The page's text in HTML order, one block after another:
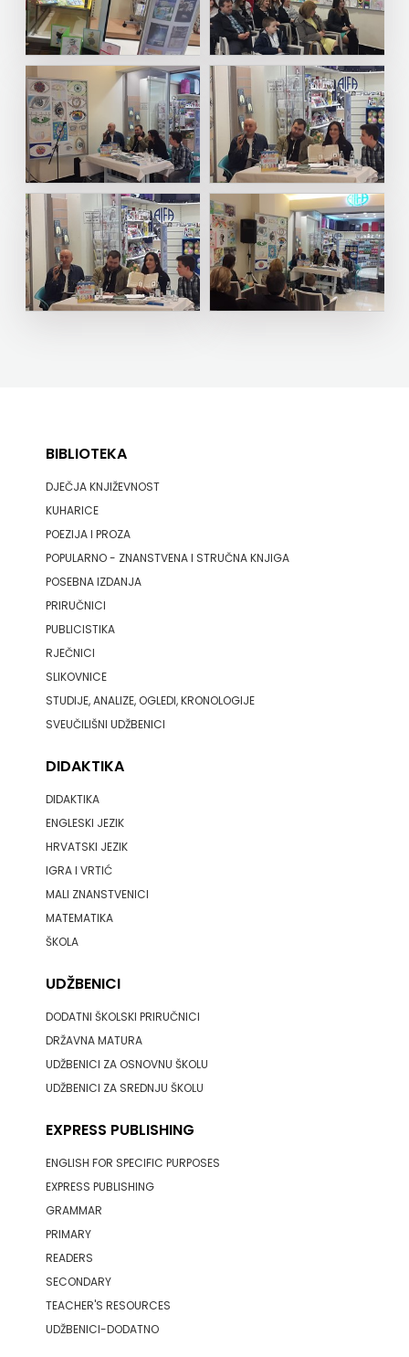
FIGULUS
FOKUS
KOMUNIKACIJE
FORUM
FRAKTURA
FRAM
ZIRAL
GLAS
KONCILA
KOSAČA
COM
Hrvatska
sveučilišna
naklada
ROZIĆ
KATARINA
ZRINSKI
KNJIGE
KNJIŽEVNA
ZAKLADA
FRA
GRGO
KONCEPT
IZADAVAŠTVO
KONCEPT
BIBLIOTEKA
DJEČJA KNJIŽEVNOST
KUHARICE
POEZIJA I PROZA
POPULARNO - ZNANSTVENA I STRUČNA KNJIGA
POSEBNA IZDANJA
PRIRUČNICI
PUBLICISTIKA
RJEČNICI
SLIKOVNICE
STUDIJE, ANALIZE, OGLEDI, KRONOLOGIJE
SVEUČILIŠNI UDŽBENICI
DIDAKTIKA
DIDAKTIKA
ENGLESKI JEZIK
HRVATSKI JEZIK
IGRA I VRTIĆ
MALI ZNANSTVENICI
MATEMATIKA
ŠKOLA
UDŽBENICI
DODATNI ŠKOLSKI PRIRUČNICI
DRŽAVNA MATURA
UDŽBENICI ZA OSNOVNU ŠKOLU
UDŽBENICI ZA SREDNJU ŠKOLU
EXPRESS PUBLISHING
ENGLISH FOR SPECIFIC PURPOSES
EXPRESS PUBLISHING
GRAMMAR
PRIMARY
READERS
SECONDARY
TEACHER'S RESOURCES
UDŽBENICI-DODATNO